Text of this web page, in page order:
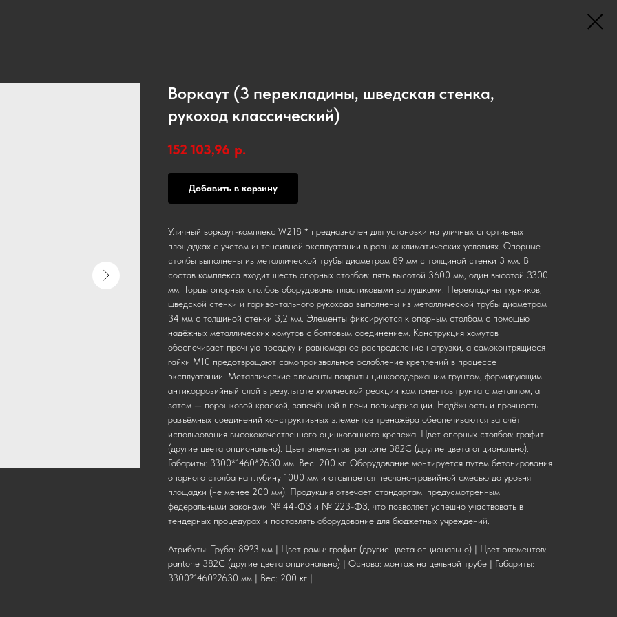
Воркаут (3 перекладины, шведская стенка,
рукоход классический)
152 103,96 р.
Добавить в корзину
Уличный воркаут-комплекс W218 * предназначен для установки на уличных спортивных
площадках с учетом интенсивной эксплуатации в разных климатических условиях. Опорные
столбы выполнены из металлической трубы диаметром 89 мм с толщиной стенки 3 мм. В
состав комплекса входит шесть опорных столбов: пять высотой 3600 мм, один высотой 3300
мм. Торцы опорных столбов оборудованы пластиковыми заглушками. Перекладины турников,
шведской стенки и горизонтального рукохода выполнены из металлической трубы диаметром
34 мм с толщиной стенки 3,2 мм. Элементы фиксируются к опорным столбам с помощью
надёжных металлических хомутов с болтовым соединением. Конструкция хомутов
обеспечивает прочную посадку и равномерное распределение нагрузки, а самоконтрящиеся
гайки М10 предотвращают самопроизвольное ослабление креплений в процессе
эксплуатации. Металлические элементы покрыты цинкосодержащим грунтом, формирующим
антикоррозийный слой в результате химической реакции компонентов грунта с металлом, а
затем — порошковой краской, запечённой в печи полимеризации. Надёжность и прочность
разъёмных соединений конструктивных элементов тренажёра обеспечиваются за счёт
использования высококачественного оцинкованного крепежа. Цвет опорных столбов: графит
(другие цвета опционально). Цвет элементов: pantone 382C (другие цвета опционально).
Габариты: 3300*1460*2630 мм. Вес: 200 кг. Оборудование монтируется путем бетонирования
опорного столба на глубину 1000 мм и отсыпается песчано-гравийной смесью до уровня
площадки (не менее 200 мм). Продукция отвечает стандартам, предусмотренным
федеральными законами № 44-ФЗ и № 223-ФЗ, что позволяет успешно участвовать в
тендерных процедурах и поставлять оборудование для бюджетных учреждений.
Атрибуты: Труба: 89?3 мм | Цвет рамы: графит (другие цвета опционально) | Цвет элементов:
pantone 382C (другие цвета опционально) | Основа: монтаж на цельной трубе | Габариты:
3300?1460?2630 мм | Вес: 200 кг |